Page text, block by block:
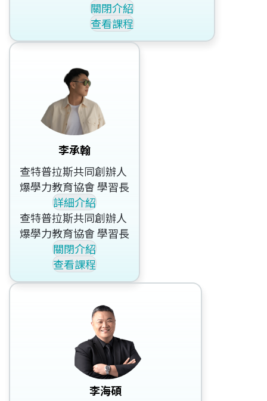
關閉介紹
查看課程
李承翰
查特普拉斯共同創辦人
爆學力教育協會 學習長
詳細介紹
查特普拉斯共同創辦人
爆學力教育協會 學習長
關閉介紹
查看課程
李海碩